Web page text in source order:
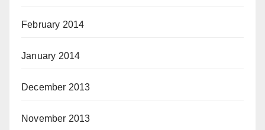
February 2014
January 2014
December 2013
November 2013